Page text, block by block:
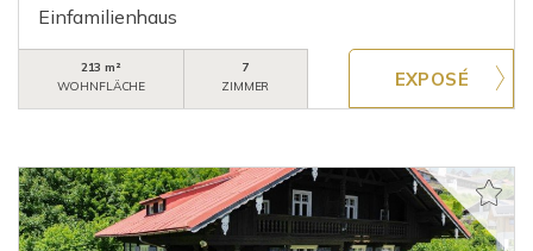
Einfamilienhaus
213 m²
WOHNFLÄCHE
7
ZIMMER